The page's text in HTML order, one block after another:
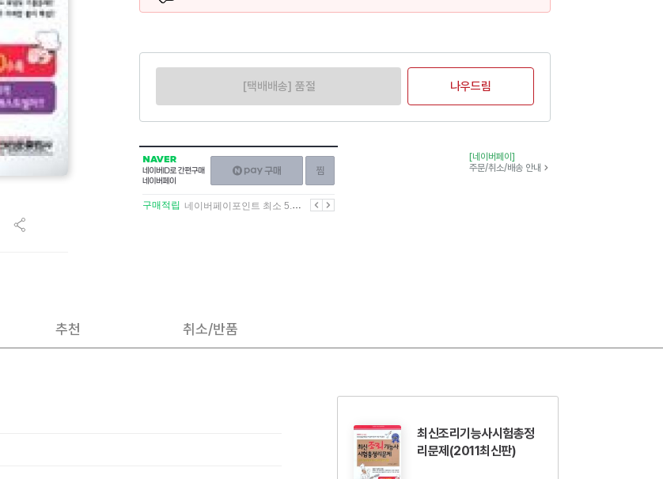
[택배배송] 품절 나우드림
NAVER
네이버
ID로
간편구매
네이버페이
구매하기
이전
구매적립 네이버페이포인트 최소 5.5% 적립 다음
[네이버페이]
주문/취소/배송 안내
추천 취소/반품
최신조리기능사시험총정
리문제(2011최신판)